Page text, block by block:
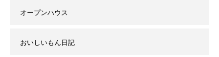
オープンハウス
おいしいもん日記